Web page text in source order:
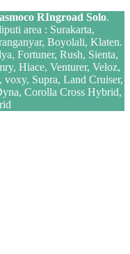
RIngroad Solo.
area : Surakarta,
Boyolali, Klaten.
Fortuner, Rush, Sienta,
Hiace, Venturer, Veloz,
Supra, Land Cruiser,
Corolla Cross Hybrid,